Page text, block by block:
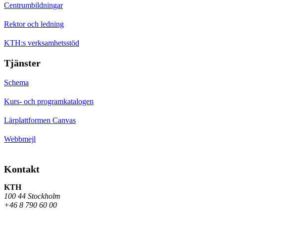
Centrumbildningar
Rektor och ledning
KTH:s verksamhetsstöd
Tjänster
Schema
Kurs- och programkatalogen
Lärplattformen Canvas
Webbmejl
Kontakt
KTH
100 44 Stockholm
+46 8 790 60 00